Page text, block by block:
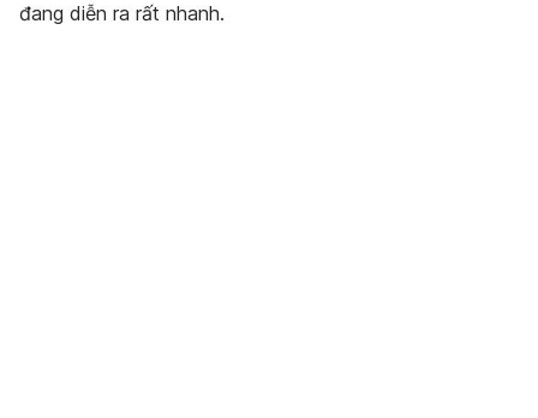
đang diễn ra rất nhanh.